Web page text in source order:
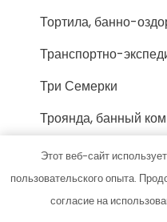
Тортила, банно-
Транспортно-
Три Семерки
Троянда, банный
ТТК Кама
У Виталия, центр
У Надежды,
Этот веб-сайт
пользовательского опыта.
согласие на